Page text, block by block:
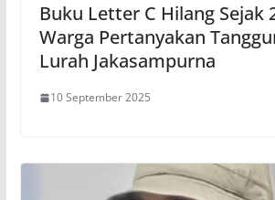
Buku Letter C Hilang Sejak
Warga Pertanyakan
Lurah Jakasampurna
10 September 2025